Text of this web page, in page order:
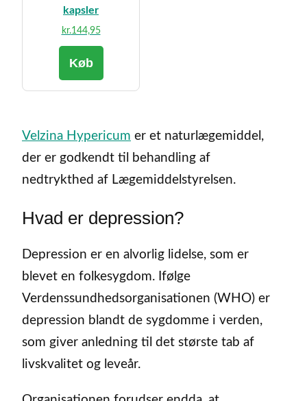
kapsler
kr.144,95
Køb
Velzina Hypericum er et naturlægemiddel,
der er godkendt til behandling af
nedtrykthed af Lægemiddelstyrelsen.
Hvad er depression?
Depression er en alvorlig lidelse, som er
blevet en folkesygdom. Ifølge
Verdenssundhedsorganisationen (WHO) er
depression blandt de sygdomme i verden,
som giver anledning til det største tab af
livskvalitet og leveår.